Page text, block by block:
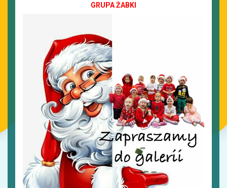
GRUPA ŻABKI